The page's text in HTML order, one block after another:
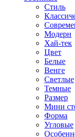
Стиль
Модерн
Хай-тек
Цвет
Белые
Венге
Светлые
Темные
Размер
Мини
Форма
Угловые